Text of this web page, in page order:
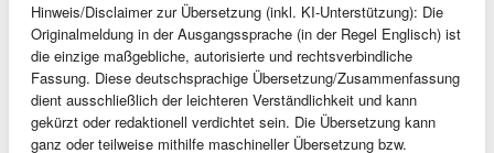
Hinweis/Disclaimer zur Übersetzung (inkl. KI-Unterstützung): Die
Originalmeldung in der Ausgangssprache (in der Regel Englisch) ist
die einzige maßgebliche, autorisierte und rechtsverbindliche
Fassung. Diese deutschsprachige Übersetzung/Zusammenfassung
dient ausschließlich der leichteren Verständlichkeit und kann
gekürzt oder redaktionell verdichtet sein. Die Übersetzung kann
ganz oder teilweise mithilfe maschineller Übersetzung bzw.